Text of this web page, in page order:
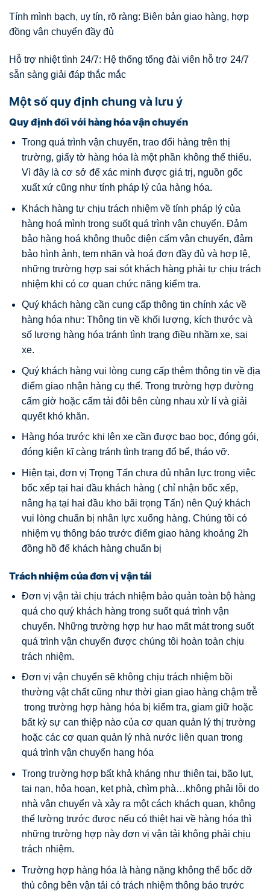
Tính mình bạch, uy tín, rõ ràng: Biên bản giao hàng, hợp
đồng vận chuyển đầy đủ
Hỗ trợ nhiệt tình 24/7: Hệ thống tổng đài viên hỗ trợ 24/7
sẵn sàng giải đáp thắc mắc
Một số quy định chung và lưu ý
Quy định đối với hàng hóa vận chuyển
Trong quá trình vận chuyển, trao đổi hàng trên thị
trường, giấy tờ hàng hóa là một phần không thể thiếu.
Vì đây là cơ sở để xác minh được giá trị, nguồn gốc
xuất xứ cũng như tính pháp lý của hàng hóa.
Khách hàng tự chịu trách nhiệm về tính pháp lý của
hàng hoá mình trong suốt quá trình vận chuyển. Đảm
bảo hàng hoá không thuộc diện cấm vận chuyển, đảm
bảo hình ảnh, tem nhãn và hoá đơn đầy đủ và hợp lệ,
những trường hợp sai sót khách hàng phải tự chịu trách
nhiệm khi có cơ quan chức năng kiểm tra.
Quý khách hàng cần cung cấp thông tin chính xác về
hàng hóa như: Thông tin về khối lượng, kích thước và
số lượng hàng hóa tránh tình trạng điều nhầm xe, sai
xe.
Quý khách hàng vui lòng cung cấp thêm thông tin về địa
điểm giao nhận hàng cụ thể. Trong trường hợp đường
cấm giờ hoặc cấm tải đôi bên cùng nhau xử lí và giải
quyết khó khăn.
Hàng hóa trước khi lên xe cần được bao bọc, đóng gói,
đóng kiện kĩ càng tránh tình trạng đổ bể, tháo vỡ.
Hiện tại, đơn vị Trọng Tấn chưa đủ nhân lực trong việc
bốc xếp tại hai đầu khách hàng ( chỉ nhận bốc xếp,
nâng hạ tại hai đầu kho bãi trọng Tấn) nên Quý khách
vui lòng chuẩn bị nhân lực xuống hàng. Chúng tôi có
nhiệm vụ thông báo trước điểm giao hàng khoảng 2h
đồng hồ để khách hàng chuẩn bị
Trách nhiệm của đơn vị vận tải
Đơn vị vận tải chịu trách nhiệm bảo quản toàn bộ hàng
quá cho quý khách hàng trong suốt quá trình vận
chuyển. Những trường hợp hư hao mất mát trong suốt
quá trình vận chuyển được chúng tôi hoàn toàn chịu
trách nhiệm.
Đơn vị vận chuyển sẽ không chịu trách nhiệm bồi
thường vật chất cũng như thời gian giao hàng chậm trễ
trong trường hợp hàng hóa bị kiểm tra, giam giữ hoặc
bất kỳ sự can thiệp nào của cơ quan quản lý thị trường
hoặc các cơ quan quản lý nhà nước liên quan trong
quá trình vận chuyển hang hóa
Trong trường hợp bất khả kháng như thiên tai, bão lụt,
tai nạn, hỏa hoạn, kẹt phà, chìm phà…không phải lỗi do
nhà vận chuyển và xảy ra một cách khách quan, không
thể lường trước được nếu có thiệt hại về hàng hóa thì
những trường hợp này đơn vị vận tải không phải chịu
trách nhiệm.
Trường hợp hàng hóa là hàng nặng không thể bốc dỡ
thủ công bên vận tải có trách nhiệm thông báo trước